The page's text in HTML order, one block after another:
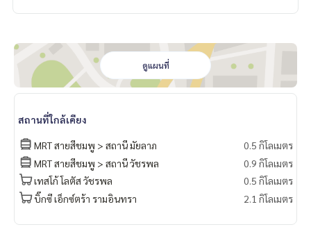
- รถไฟฟฟ้าสายสีชมพู
- Fashion Island
- The Crystal Park
- Lotus Express
- Foodland
- Big C Extra
- Central รามอินทรา
- CDC
===============
สนใจติดต่อฟลุ๊ค099-287-9294
Line Id : @docondo
อยากดูคอนโด ต้องที่
ดูแผนที่
สถานที่ใกล้เคียง
MRT สายสีชมพู > สถานี มัยลาภ
0.5 กิโลเมตร
MRT สายสีชมพู > สถานี วัชรพล
0.9 กิโลเมตร
เทสโก้ โลตัส วัชรพล
0.5 กิโลเมตร
บิ๊กซี เอ็กซ์ตร้า รามอินทรา
2.1 กิโลเมตร